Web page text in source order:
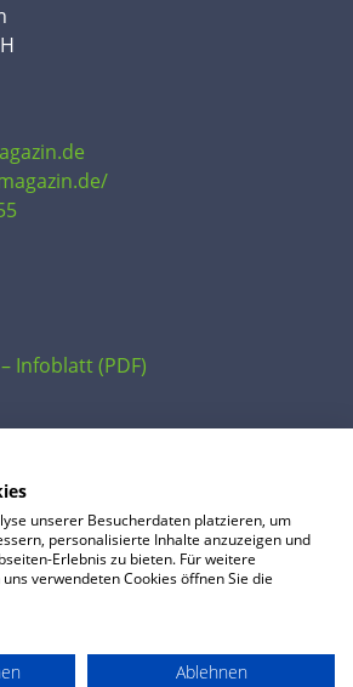
Infoblatt (PDF)
AGB Preise
unserer Besucherdaten platzieren, um
personalisierte Inhalte anzuzeigen und
Erlebnis zu bieten. Für weitere
verwendeten Cookies öffnen Sie die
Ablehnen